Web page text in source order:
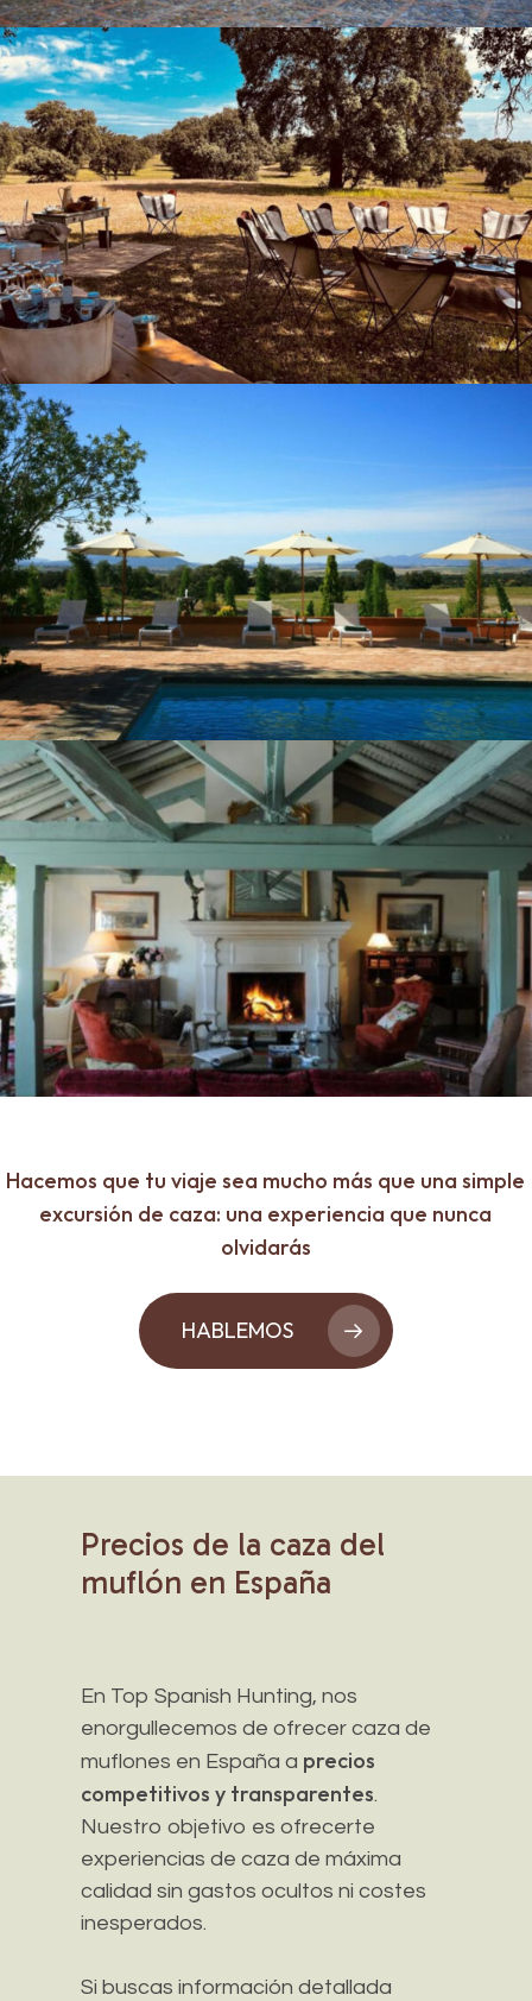
Hacemos que tu viaje sea mucho más que una simple
excursión de caza: una experiencia que nunca
olvidarás
HABLEMOS
Precios de la caza del
muflón en España
En Top Spanish Hunting, nos
enorgullecemos de ofrecer caza de
muflones en España a precios
competitivos y transparentes.
Nuestro objetivo es ofrecerte
experiencias de caza de máxima
calidad sin gastos ocultos ni costes
inesperados.
Si buscas información detallada